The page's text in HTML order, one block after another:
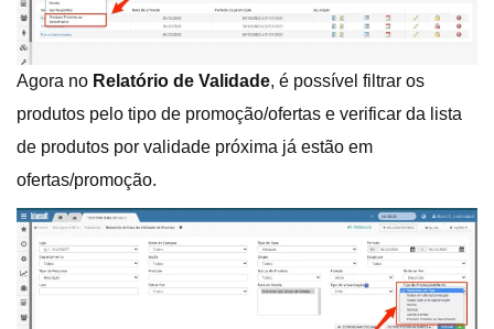
Agora no Relatório de Validade, é possível filtrar os
produtos pelo tipo de promoção/ofertas e verificar da lista
de produtos por validade próxima já estão em
ofertas/promoção.